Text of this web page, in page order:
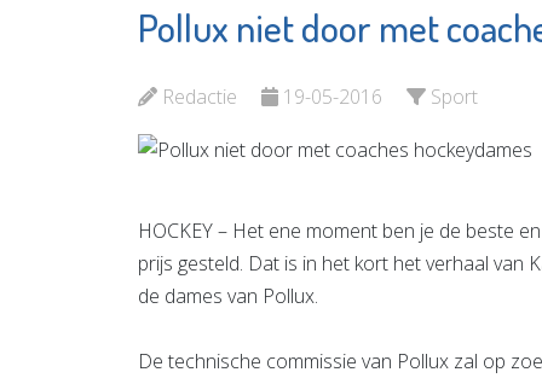
Pollux niet door met
Redactie 19-05-2016 Sport
HOCKEY – Het ene moment ben je de beste
prijs gesteld. Dat is in het kort het verhaal van
de dames van Pollux.
De technische commissie van Pollux zal op
B&W Re-
Bekijk de pagina
SIKO
Bekijk de